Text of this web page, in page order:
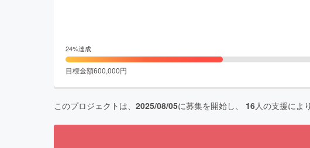
24%達成
目標金額600,000円
このプロジェクトは、 2025/08/05に募集を開始し、 16人の支援により